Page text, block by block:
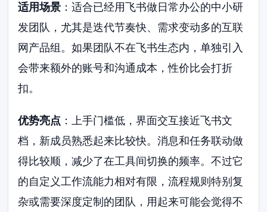
适用场景 ：适合已经用飞书做日常办公的中小研
发团队，尤其是迭代节奏快、需求变动多的互联
网产品组。如果团队不在飞书生态内，单独引入
会带来额外的账号和沟通成本，性价比会打折
扣。
优势亮点 ：上手门槛低，界面交互接近飞书文
档，新成员熟悉起来比较快。消息和任务联动做
得比较顺，减少了在工具间切换的频率。不过它
的自定义工作流能力相对有限，流程规则特别复
杂或需要深度定制的团队，用起来可能会觉得不